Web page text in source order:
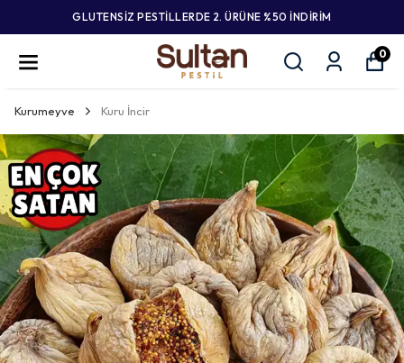
GLUTENSİZ PESTİLLERDE 2. ÜRÜNE %50 İNDİRİM
0
Kurumeyve Kuru İncir